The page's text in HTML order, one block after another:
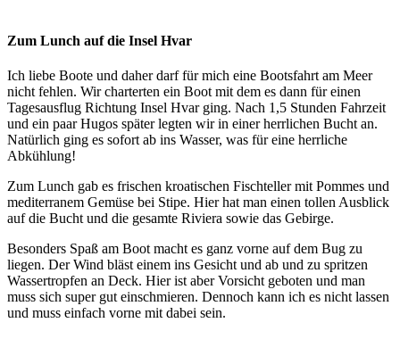
Zum Lunch auf die Insel Hvar
Ich liebe Boote und daher darf für mich eine Bootsfahrt am Meer
nicht fehlen. Wir charterten ein Boot mit dem es dann für einen
Tagesausflug Richtung Insel Hvar ging. Nach 1,5 Stunden Fahrzeit
und ein paar Hugos später legten wir in einer herrlichen Bucht an.
Natürlich ging es sofort ab ins Wasser, was für eine herrliche
Abkühlung!
Zum Lunch gab es frischen kroatischen Fischteller mit Pommes und
mediterranem Gemüse bei Stipe. Hier hat man einen tollen Ausblick
auf die Bucht und die gesamte Riviera sowie das Gebirge.
Besonders Spaß am Boot macht es ganz vorne auf dem Bug zu
liegen. Der Wind bläst einem ins Gesicht und ab und zu spritzen
Wassertropfen an Deck. Hier ist aber Vorsicht geboten und man
muss sich super gut einschmieren. Dennoch kann ich es nicht lassen
und muss einfach vorne mit dabei sein.